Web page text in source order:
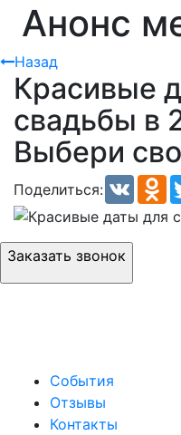
Анонс
Назад
Красивые
свадьбы в
Выбери
Поделиться: VK
Заказать звонок
События
Отзывы
Контакты